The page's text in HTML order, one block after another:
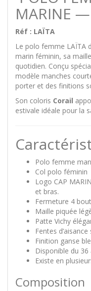
MARINE
Réf : LAÏTA
Le polo femme LAÏTA
marin féminin, sa
quotidien. Conçu
modèle manches
porter et des finitions
Son coloris Corail
estivale idéale pour la
Polo femme
Col polo féminin
Logo CAP
et bras.
Fermeture 4
Maille piquée
Patte Vichy
Fentes
Finition ganse
Disponible du 36
Existe en
Composition